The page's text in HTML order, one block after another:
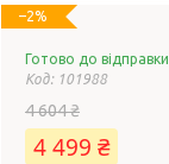
–2%
Готово до відправки
Код: 101988
4 604 ₴
4 499 ₴